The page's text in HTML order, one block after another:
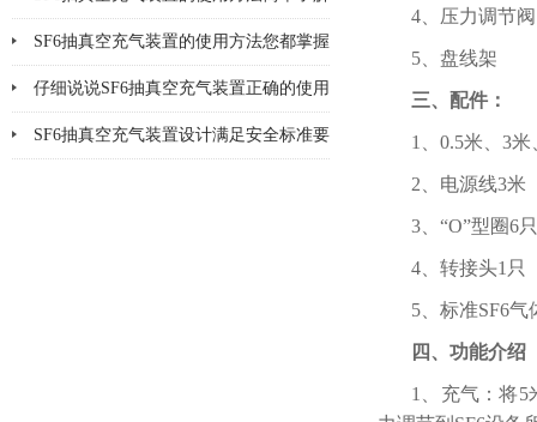
一下
SF6抽真空充气装置的使用方法您都掌握
了吗
仔细说说SF6抽真空充气装置正确的使用
方法
SF6抽真空充气装置设计满足安全标准要
4、压力调节阀
5、盘线架
三、配件：
1、0.5米、3
2、电源线3米
3、“O”型圈6只
4、转接头1只
5、标准SF6
四、功能介绍
1、充气：将5